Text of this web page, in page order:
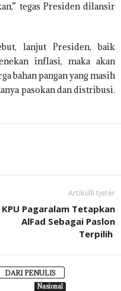
tegas Presiden dilansir
lanjut Presiden, baik
inflasi, maka akan
bahan pangan yang masih
pasokan dan distribusi.
Artikulli tjetër
KPU Pagaralam Tetapkan
AlFad Sebagai Paslon
Terpilih
DARI PENULIS
Nasional